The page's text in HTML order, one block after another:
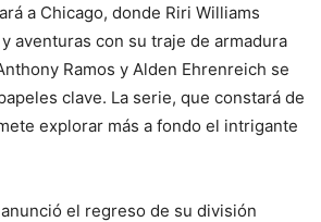
a Chicago, donde Riri Williams
aventuras con su traje de armadura
Ramos y Alden Ehrenreich se
clave. La serie, que constará de
explorar más a fondo el intrigante
el regreso de su división